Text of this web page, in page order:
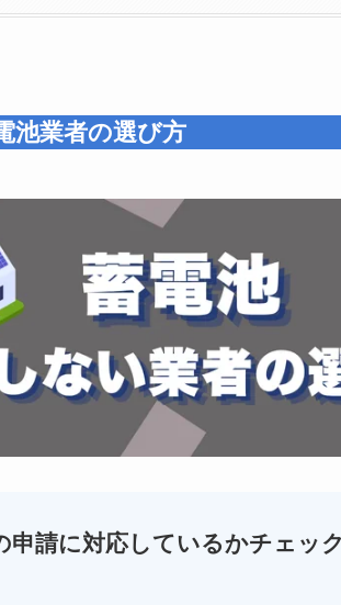
池業者の選び方
請に対応しているかチェック